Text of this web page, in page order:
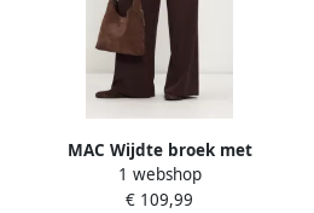
MAC Wijdte broek met
elastische band model
'Coralie'
1 webshop
€ 109,99